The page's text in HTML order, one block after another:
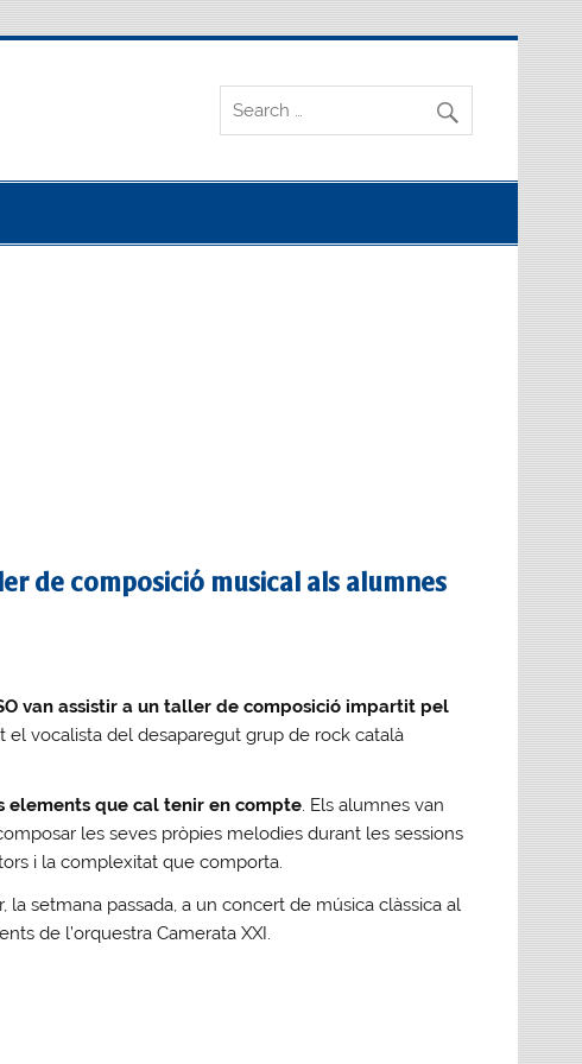
de composició musical als alumnes
van assistir a un taller de composició impartit pel
el vocalista del desaparegut grup de rock català
elements que cal tenir en compte. Els alumnes van
les seves pròpies melodies durant les sessions
i la complexitat que comporta.
la setmana passada, a un concert de música clàssica al
de l’orquestra Camerata XXI.